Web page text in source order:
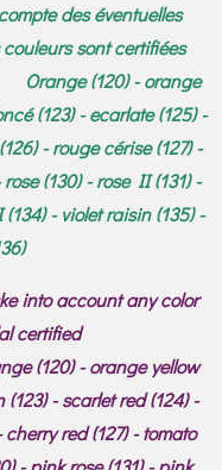
des éventuelles
sont certifiées
- orange
(123) - ecarlate (125) -
- rouge cérise (127) -
(130) - rose II (131) -
- violet raisin (135) -
into account any color
are Halal certified
yellow
- scarlet red (124) -
red (127) - tomato